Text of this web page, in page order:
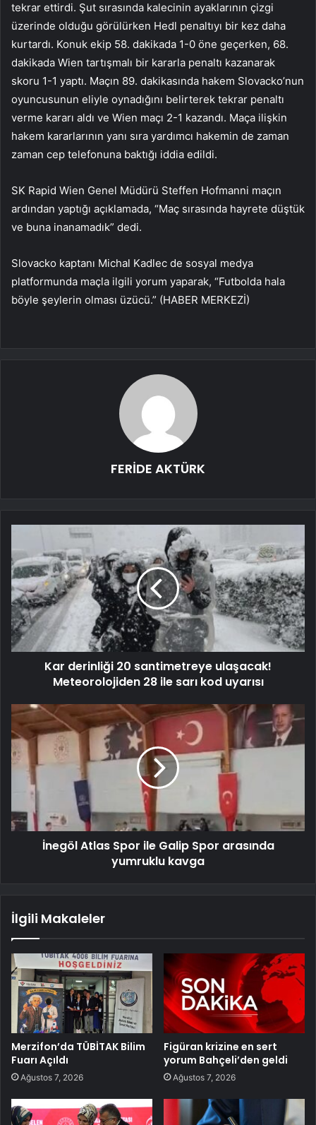
tekrar ettirdi. Şut sırasında kalecinin ayaklarının çizgi
üzerinde olduğu görülürken Hedl penaltıyı bir kez daha
kurtardı. Konuk ekip 58. dakikada 1-0 öne geçerken, 68.
dakikada Wien tartışmalı bir kararla penaltı kazanarak
skoru 1-1 yaptı. Maçın 89. dakikasında hakem Slovacko’nun
oyuncusunun eliyle oynadığını belirterek tekrar penaltı
verme kararı aldı ve Wien maçı 2-1 kazandı. Maça ilişkin
hakem kararlarının yanı sıra yardımcı hakemin de zaman
zaman cep telefonuna baktığı iddia edildi.
SK Rapid Wien Genel Müdürü Steffen Hofmanni maçın
ardından yaptığı açıklamada, “Maç sırasında hayrete düştük
ve buna inanamadık” dedi.
Slovacko kaptanı Michal Kadlec de sosyal medya
platformunda maçla ilgili yorum yaparak, “Futbolda hala
böyle şeylerin olması üzücü.” (HABER MERKEZİ)
FERİDE AKTÜRK
Kar derinliği 20 santimetreye ulaşacak!
Meteorolojiden 28 ile sarı kod uyarısı
İnegöl Atlas Spor ile Galip Spor arasında
yumruklu kavga
İlgili Makaleler
Merzifon’da TÜBİTAK Bilim
Fuarı Açıldı
Ağustos 7, 2026
Figüran krizine en sert
yorum Bahçeli’den geldi
Ağustos 7, 2026